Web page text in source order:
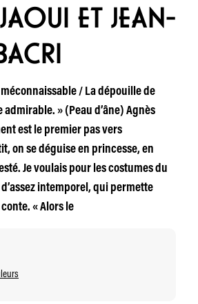
ET JEAN-
/ La dépouille de
admirable. » (Peau d’âne) Agnès
est le premier pas vers
on se déguise en princesse, en
Je voulais pour les costumes du
intemporel, qui permette
« Alors le